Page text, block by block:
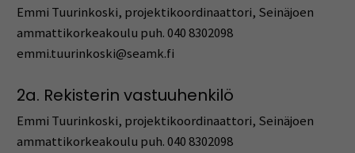
Emmi Tuurinkoski, projektikoordinaattori, Seinäjoen
ammattikorkeakoulu puh. 040 8302098
emmi.tuurinkoski@seamk.fi
2a. Rekisterin vastuuhenkilö
Emmi Tuurinkoski, projektikoordinaattori, Seinäjoen
ammattikorkeakoulu puh. 040 8302098